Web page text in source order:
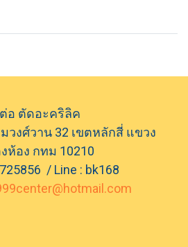
อ ตัดอะคริลิค
วงศ์วาน 32 เขตหลักสี่ แขวง
ห้อง กทม 10210
/ Line : bk168